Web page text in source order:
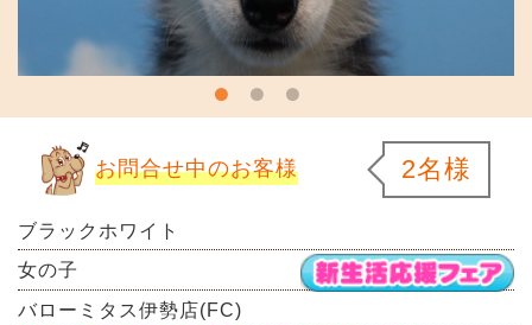
お問合せ中のお客様 2名様
ブラックホワイト
女の子
バローミタス伊勢店(FC)